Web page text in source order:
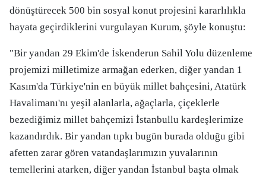
dönüştürecek 500 bin sosyal konut projesini kararlılıkla
hayata geçirdiklerini vurgulayan Kurum, şöyle konuştu:
"Bir yandan 29 Ekim'de İskenderun Sahil Yolu düzenleme
projemizi milletimize armağan ederken, diğer yandan 1
Kasım'da Türkiye'nin en büyük millet bahçesini, Atatürk
Havalimanı'nı yeşil alanlarla, ağaçlarla, çiçeklerle
bezediğimiz millet bahçemizi İstanbullu kardeşlerimize
kazandırdık. Bir yandan tıpkı bugün burada olduğu gibi
afetten zarar gören vatandaşlarımızın yuvalarının
temellerini atarken, diğer yandan İstanbul başta olmak